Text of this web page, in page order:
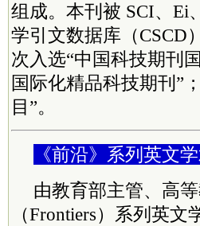
组成。本刊被 SCI、Ei
学引文数据库（CSCD
次入选“中国科技期刊
国际化精品科技期刊”
目”。
《前沿》系列英文
由教育部主管、高
（Frontiers）系列英